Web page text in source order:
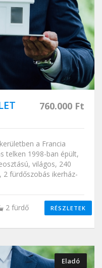
760.000 Ft
a Francia
telken 1998-ban épült,
világos, 240
2 fürdőszobás ikerház-
2 fürdő RÉSZLETEK
Eladó